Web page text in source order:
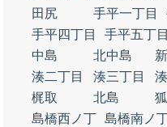
田尻
手平一丁目
手平四丁目
手平五丁目
中島
北中島
湊二丁目
湊三丁目
梶取
北島
島橋西ノ丁 島橋南ノ